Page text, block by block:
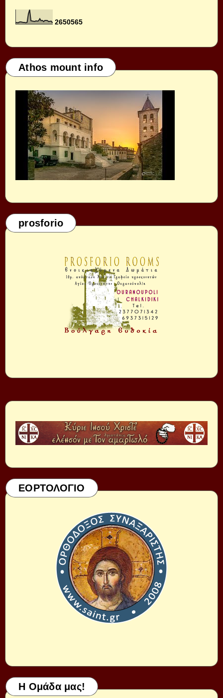
2650565
Athos mount info
prosforio
ΕΟΡΤΟΛΟΓΙΟ
Η Ομάδα μας!